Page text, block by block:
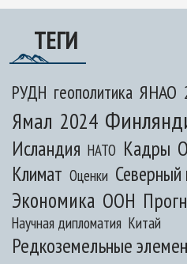
ТЕГИ
РУДН геополитика ЯНАО
Ямал 2024
Исландия НАТО Кадры
Климат Оценки Северный
Экономика ООН
Научная дипломатия Китай
Редкоземельные